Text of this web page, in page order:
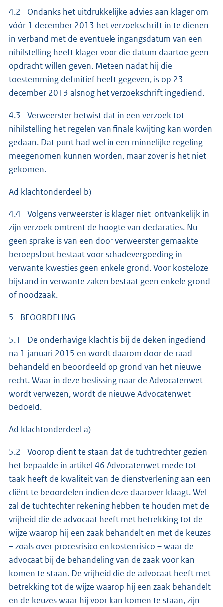
4.2 Ondanks het uitdrukkelijke advies aan klager om
vóór 1 december 2013 het verzoekschrift in te dienen
in verband met de eventuele ingangsdatum van een
nihilstelling heeft klager voor die datum daartoe geen
opdracht willen geven. Meteen nadat hij die
toestemming definitief heeft gegeven, is op 23
december 2013 alsnog het verzoekschrift ingediend.
4.3 Verweerster betwist dat in een verzoek tot
nihilstelling het regelen van finale kwijting kan worden
gedaan. Dat punt had wel in een minnelijke regeling
meegenomen kunnen worden, maar zover is het niet
gekomen.
Ad klachtonderdeel b)
4.4 Volgens verweerster is klager niet-ontvankelijk in
zijn verzoek omtrent de hoogte van declaraties. Nu
geen sprake is van een door verweerster gemaakte
beroepsfout bestaat voor schadevergoeding in
verwante kwesties geen enkele grond. Voor kosteloze
bijstand in verwante zaken bestaat geen enkele grond
of noodzaak.
5 BEOORDELING
5.1 De onderhavige klacht is bij de deken ingediend
na 1 januari 2015 en wordt daarom door de raad
behandeld en beoordeeld op grond van het nieuwe
recht. Waar in deze beslissing naar de Advocatenwet
wordt verwezen, wordt de nieuwe Advocatenwet
bedoeld.
Ad klachtonderdeel a)
5.2 Voorop dient te staan dat de tuchtrechter gezien
het bepaalde in artikel 46 Advocatenwet mede tot
taak heeft de kwaliteit van de dienstverlening aan een
cliënt te beoordelen indien deze daarover klaagt. Wel
zal de tuchtechter rekening hebben te houden met de
vrijheid die de advocaat heeft met betrekking tot de
wijze waarop hij een zaak behandelt en met de keuzes
– zoals over procesrisico en kostenrisico – waar de
advocaat bij de behandeling van de zaak voor kan
komen te staan. De vrijheid die de advocaat heeft met
betrekking tot de wijze waarop hij een zaak behandelt
en de keuzes waar hij voor kan komen te staan, zijn